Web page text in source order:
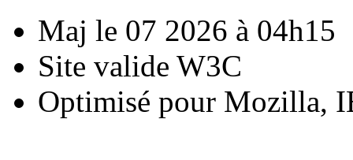
Maj le 07 2026 à 04h15
Site valide W3C
Optimisé pour Mozilla,